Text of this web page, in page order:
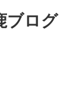
ブログ